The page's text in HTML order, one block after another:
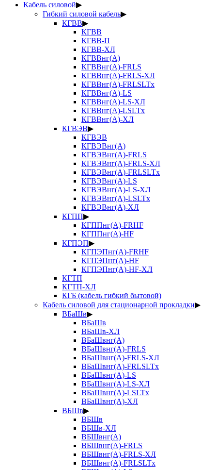
Кабель силовой▶
Гибкий силовой кабель▶
КГВВ▶
КГВВ
КГВВ-П
КГВВ-ХЛ
КГВВнг(А)
КГВВнг(А)-FRLS
КГВВнг(А)-FRLS-ХЛ
КГВВнг(А)-FRLSLTx
КГВВнг(А)-LS
КГВВнг(А)-LS-ХЛ
КГВВнг(А)-LSLTx
КГВВнг(А)-ХЛ
КГВЭВ▶
КГВЭВ
КГВЭВнг(А)
КГВЭВнг(А)-FRLS
КГВЭВнг(А)-FRLS-ХЛ
КГВЭВнг(А)-FRLSLTx
КГВЭВнг(А)-LS
КГВЭВнг(А)-LS-ХЛ
КГВЭВнг(А)-LSLTx
КГВЭВнг(А)-ХЛ
КГПП▶
КГППнг(А)-FRHF
КГППнг(А)-HF
КГПЭП▶
КГПЭПнг(А)-FRHF
КГПЭПнг(А)-HF
КГПЭПнг(А)-HF-ХЛ
КГТП
КГТП-ХЛ
КГБ (кабель гибкий бытовой)
Кабель силовой для стационарной прокладки▶
ВБаШв▶
ВБаШв
ВБаШв-ХЛ
ВБаШвнг(А)
ВБаШвнг(А)-FRLS
ВБаШвнг(А)-FRLS-ХЛ
ВБаШвнг(А)-FRLSLTx
ВБаШвнг(А)-LS
ВБаШвнг(А)-LS-ХЛ
ВБаШвнг(А)-LSLTx
ВБаШвнг(А)-ХЛ
ВБШв▶
ВБШв
ВБШв-ХЛ
ВБШвнг(А)
ВБШвнг(А)-FRLS
ВБШвнг(А)-FRLS-ХЛ
ВБШвнг(А)-FRLSLTx